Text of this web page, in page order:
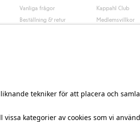
Vanliga frågor
Beställning & retur
Kappahl Club
Medlemsvillkor